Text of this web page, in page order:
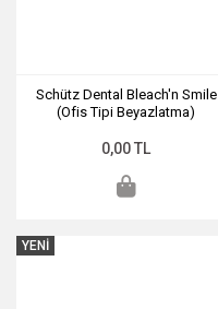
Schütz Dental Bleach'n Smile
(Ofis Tipi Beyazlatma)
0,00 TL
YENİ